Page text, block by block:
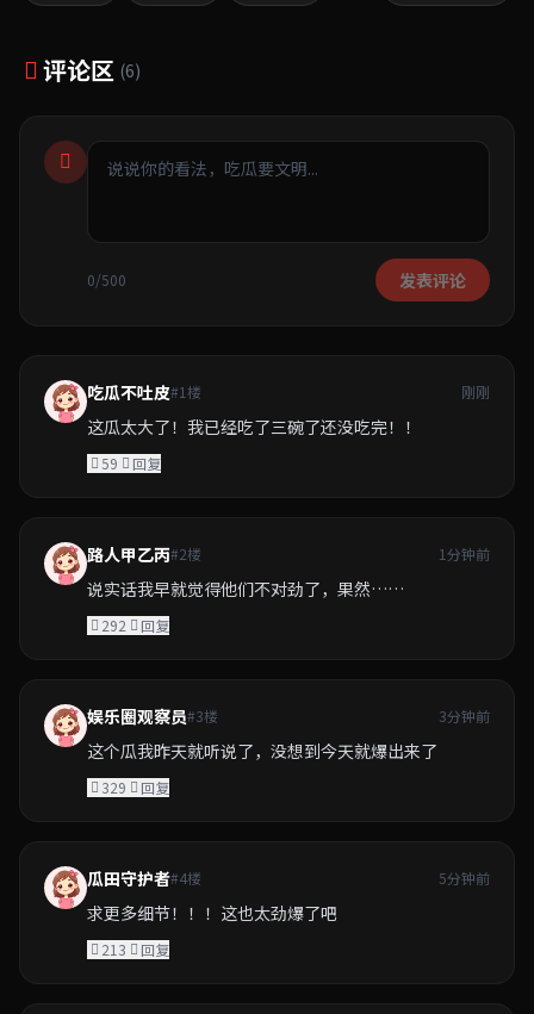
评论区 (6)
0/500 发表评论
吃瓜不吐皮#1楼 刚刚
这瓜太大了！我已经吃了三碗了还没吃完！！
59 回复
路人甲乙丙#2楼 1分钟前
说实话我早就觉得他们不对劲了，果然……
292 回复
娱乐圈观察员#3楼 3分钟前
这个瓜我昨天就听说了，没想到今天就爆出来了
329 回复
瓜田守护者#4楼 5分钟前
求更多细节！！！这也太劲爆了吧
213 回复